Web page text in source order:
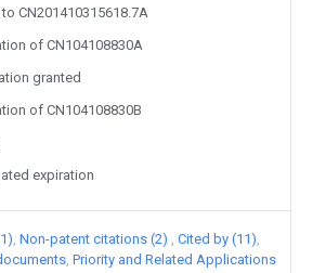
CN201410315618.7A
of CN104108830A
granted
of CN104108830B
expiration
Non-patent citations (2)
Cited by (11)
Priority and Related Applications